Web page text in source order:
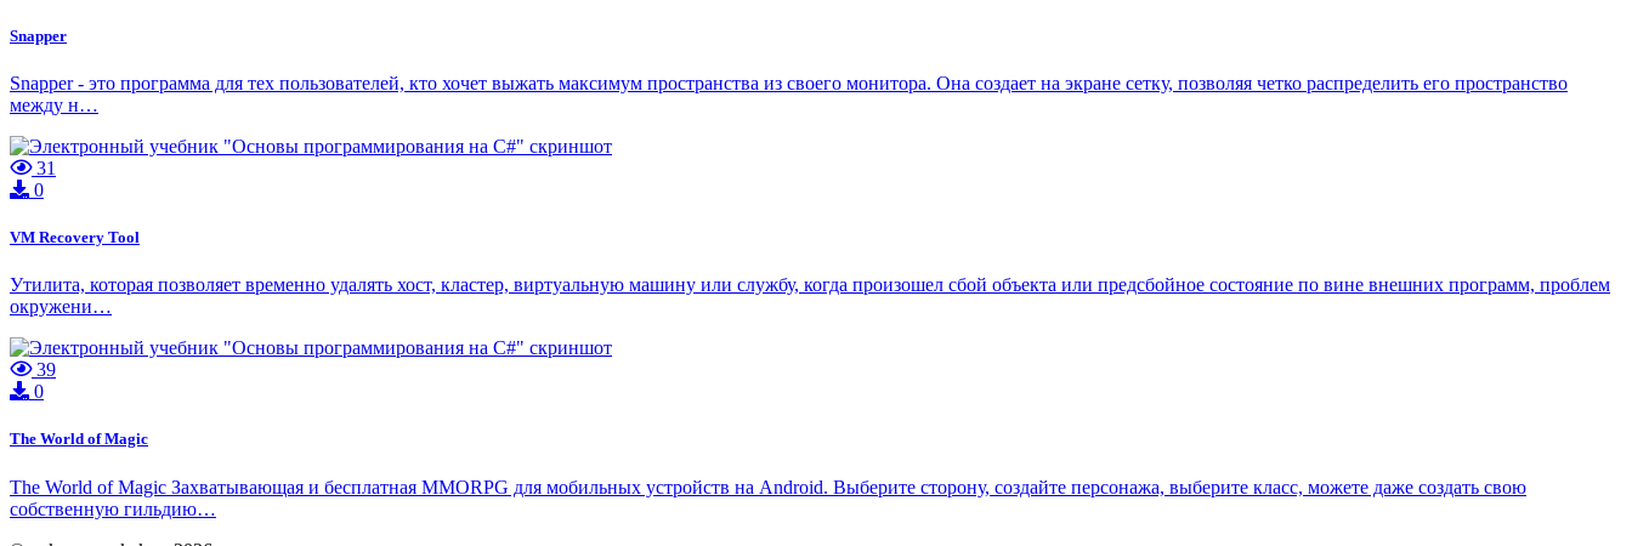
Snapper
Snapper - это программа для тех пользователей, кто хочет выжать максимум пространства из своего монитора. Она создает на экране сетку, позволяя четко распределить его пространство
между н…
31
0
VM Recovery Tool
Утилита, которая позволяет временно удалять хост, кластер, виртуальную машину или службу, когда произошел сбой объекта или предсбойное состояние по вине внешних программ, проблем
окружени…
39
0
The World of Magic
The World of Magic Захватывающая и бесплатная MMORPG для мобильных устройств на Android. Выберите сторону, создайте персонажа, выберите класс, можете даже создать свою
собственную гильдию…